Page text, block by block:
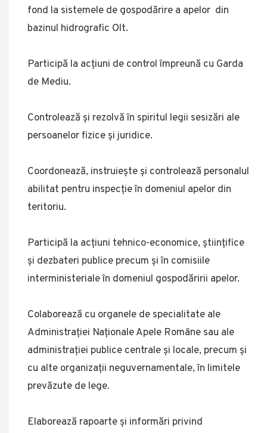
fond la sistemele de gospodărire a apelor din
bazinul hidrografic Olt.
Participă la acţiuni de control împreună cu Garda
de Mediu.
Controlează şi rezolvă în spiritul legii sesizări ale
persoanelor fizice şi juridice.
Coordonează, instruieşte şi controlează personalul
abilitat pentru inspecţie în domeniul apelor din
teritoriu.
Participă la acţiuni tehnico-economice, ştiinţifice
şi dezbateri publice precum şi în comisiile
interministeriale în domeniul gospodăririi apelor.
Colaborează cu organele de specialitate ale
Administraţiei Naţionale Apele Române sau ale
administraţiei publice centrale şi locale, precum şi
cu alte organizaţii neguvernamentale, în limitele
prevăzute de lege.
Elaborează rapoarte şi informări privind